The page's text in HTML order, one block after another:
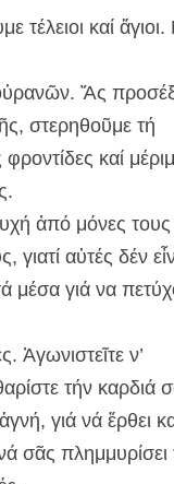
τέλειοι καί
οὐρανῶν. Ἄς
στερηθοῦμε τή
καί
ἀπό μόνες τους
αὐτές δέν
μέσα γιά να
Ἀγωνιστεῖτε ν’
τήν καρδιά
γιά νά ἔρθει
σᾶς πλημμυρίσει